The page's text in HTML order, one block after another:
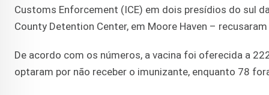
Customs Enforcement (ICE) em dois presídios do sul
County Detention Center, em Moore Haven –
De acordo com os números, a vacina foi oferecida a
optaram por não receber o imunizante, enquanto 78